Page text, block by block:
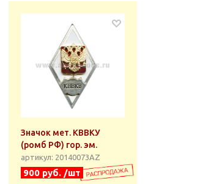
Значок мет. КВВКУ
(ромб РФ) гор. эм.
артикул: 20140073АZ
900 руб. /шт